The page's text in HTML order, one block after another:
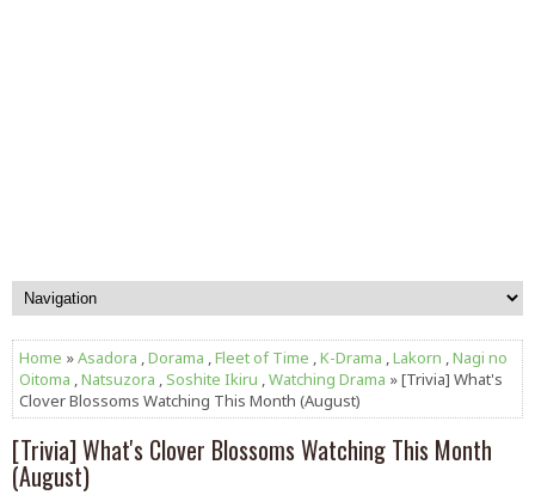
Home »Asadora ,Dorama ,Fleet of Time ,K-Drama ,Lakorn ,Nagi no
Oitoma ,Natsuzora , Soshite Ikiru ,Watching Drama » [Trivia] What's
Clover Blossoms Watching This Month (August)
[Trivia] What's Clover Blossoms Watching This Month
(August)